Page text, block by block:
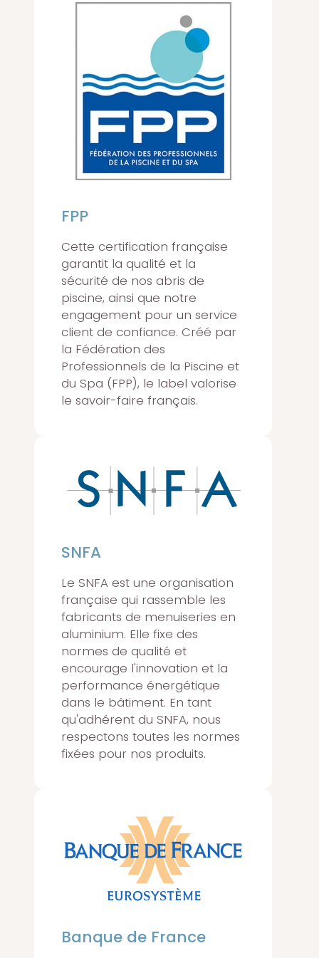
FPP
Cette certification française
garantit la qualité et la
sécurité de nos abris de
piscine, ainsi que notre
engagement pour un service
client de confiance. Créé par
la Fédération des
Professionnels de la Piscine et
du Spa (FPP), le label valorise
le savoir-faire français.
SNFA
Le SNFA est une organisation
française qui rassemble les
fabricants de menuiseries en
aluminium. Elle fixe des
normes de qualité et
encourage l'innovation et la
performance énergétique
dans le bâtiment. En tant
qu'adhérent du SNFA, nous
respectons toutes les normes
fixées pour nos produits.
Banque de France